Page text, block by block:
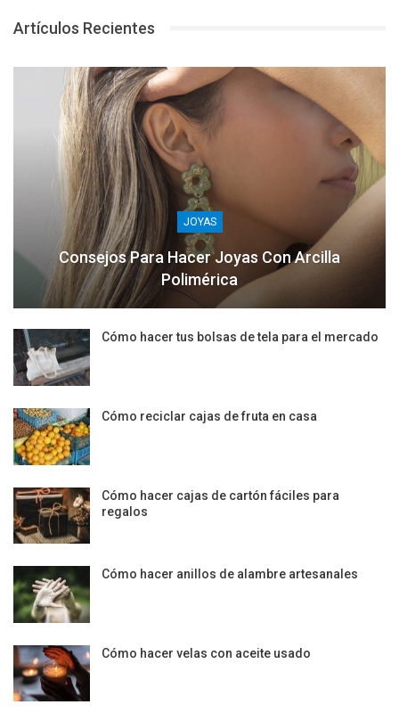
Artículos Recientes
JOYAS
Consejos Para Hacer Joyas Con Arcilla
Polimérica
Cómo hacer tus bolsas de tela para el mercado
Cómo reciclar cajas de fruta en casa
Cómo hacer cajas de cartón fáciles para
regalos
Cómo hacer anillos de alambre artesanales
Cómo hacer velas con aceite usado